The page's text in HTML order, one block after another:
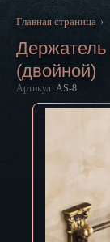
Главная страница ›
(двойной)
Артикул: AS-8